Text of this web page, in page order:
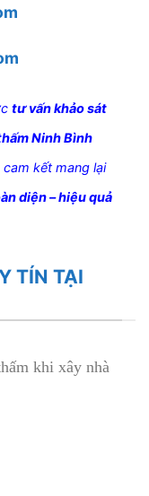
tư vấn khảo sát
Ninh Bình
cam kết mang lại
diện – hiệu quả
TÍN TẠI